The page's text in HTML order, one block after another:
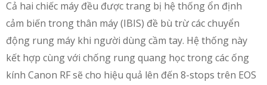
Cả hai chiếc máy đều được trang bị hệ thống ổn định
cảm biến trong thân máy (IBIS) đề bù trừ các chuyển
động rung máy khi người dùng cầm tay. Hệ thống này
kết hợp cùng với chống rung quang học trong các ống
kính Canon RF sẽ cho hiệu quả lên đến 8-stops trên EOS